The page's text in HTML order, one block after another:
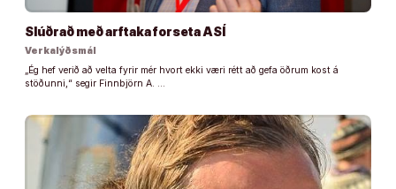
Slúðrað með arftaka forseta ASÍ
Verkalýðsmál
„Ég hef verið að velta fyrir mér hvort ekki væri rétt að gefa öðrum kost á
stöðunni,“ segir Finnbjörn A. …